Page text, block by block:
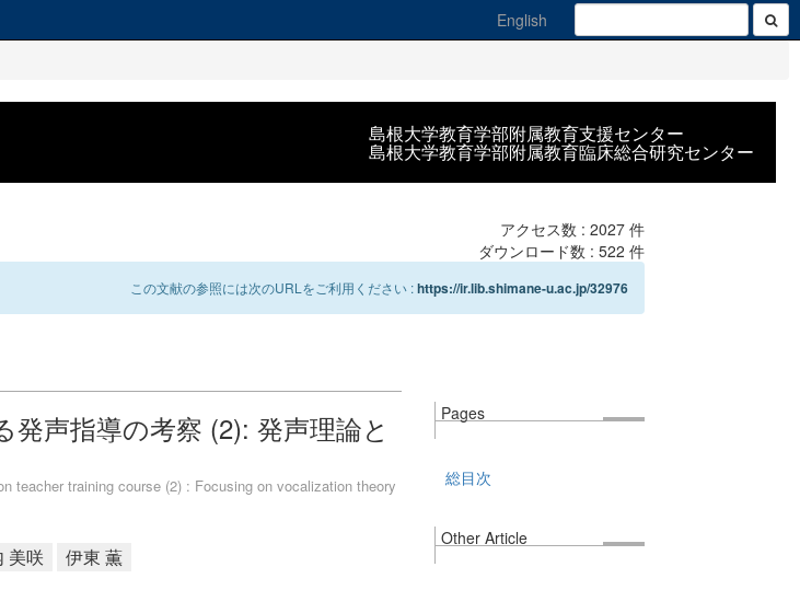
English
島根大学教育学部附属教育支援センター
島根大学教育学部附属教育臨床総合研究センター
アクセス数 : 2027件
ダウンロード数 : 522 件
この文献の参照には次のURLをご利用ください :https://ir.lib.shimane-u.ac.jp/32976
発声指導の考察 (2): 発声理論と
teacher training course (2) : Focusing on vocalization theory
美咲 伊東 薫
Pages
総目次
Other Article